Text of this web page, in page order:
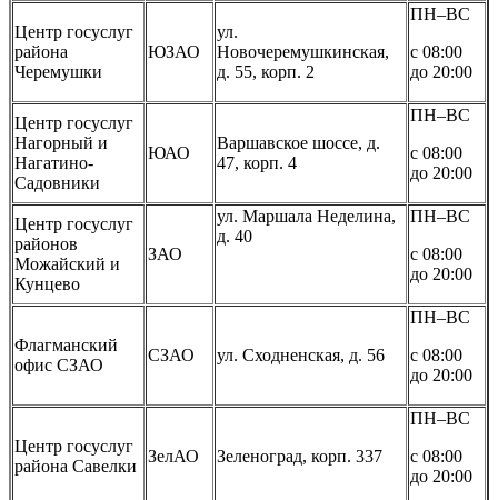
Центр госуслуг
района
Черемушки
ЮЗАО
ул.
Новочеремушкинская,
д. 55, корп. 2
ПН–ВС
с 08:00
до 20:00
Центр госуслуг
Нагорный и
Нагатино-
Садовники
ЮАО
Варшавское шоссе, д.
47, корп. 4
ПН–ВС
с 08:00
до 20:00
Центр госуслуг
районов
Можайский и
Кунцево
ЗАО
ул. Маршала Неделина,
д. 40
ПН–ВС
с 08:00
до 20:00
Флагманский
офис СЗАО
СЗАО ул. Сходненская, д. 56
ПН–ВС
с 08:00
до 20:00
Центр госуслуг
района Савелки
ЗелАО Зеленоград, корп. 337
ПН–ВС
с 08:00
до 20:00